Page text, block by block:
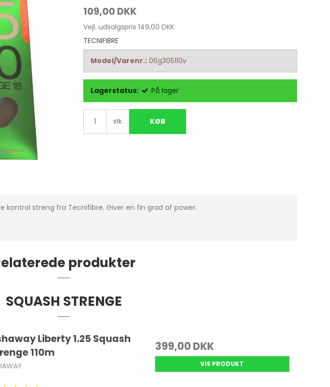
109,00 DKK
Vejl. udsalgspris 149,00 DKK
TECNIFIBRE
Model/Varenr.: 06g305110v
Lagerstatus: På lager
stk. KØB
kontrol streng fra Tecnifibre. Giver en fin grad af power.
produkter
SQUASH STRENGE
Liberty 1.25 Squash
110m
399,00 DKK
VIS PRODUKT